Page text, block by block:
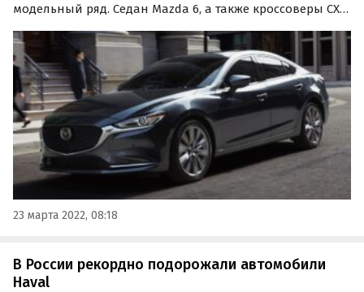
модельный ряд. Седан Mazda 6, а также кроссоверы CX-5
деньгах прибавка варьируется от 250 до 560 тысяч
рублей.
23 марта 2022, 08:18
В России рекордно подорожали автомобили
Haval